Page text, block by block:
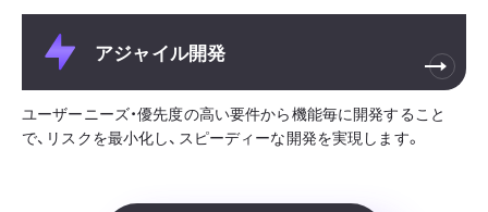
アジャイル開発
ユーザーニーズ・優先度の高い要件から機能毎に開発すること
で、リスクを最小化し、スピーディーな開発を実現します。